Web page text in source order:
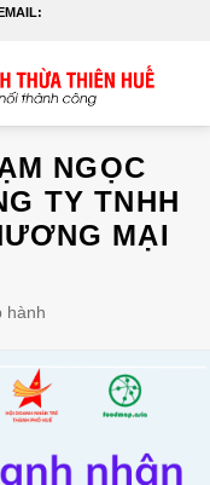
NGỌC
TY TNHH
MẠI
hành